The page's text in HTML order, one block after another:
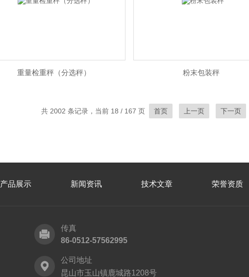
重量检重秤（分选秤） 粉末包装秤
共 2002 条记录，当前 18 / 167 页 首页 上一页 下一页
产品展示 新闻资讯 技术文章 荣誉资质
传真
86-0512-57562995
公司地址
昆山市玉山镇鹿城路1208号